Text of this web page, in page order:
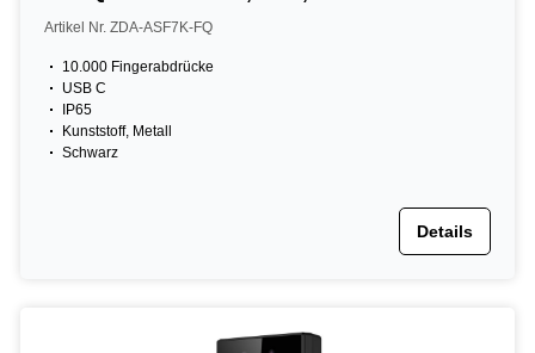
Artikel Nr. ZDA-ASF7K-FQ
10.000 Fingerabdrücke
USB C
IP65
Kunststoff, Metall
Schwarz
Details